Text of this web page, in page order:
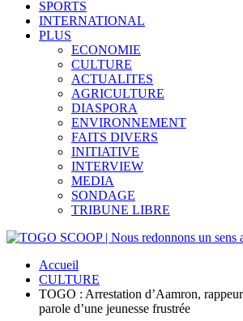
SPORTS
INTERNATIONAL
PLUS
ECONOMIE
CULTURE
ACTUALITES
AGRICULTURE
DIASPORA
ENVIRONNEMENT
FAITS DIVERS
INITIATIVE
INTERVIEW
MEDIA
SONDAGE
TRIBUNE LIBRE
Accueil
CULTURE
TOGO : Arrestation d’Aamron,
parole d’une jeunesse frustrée